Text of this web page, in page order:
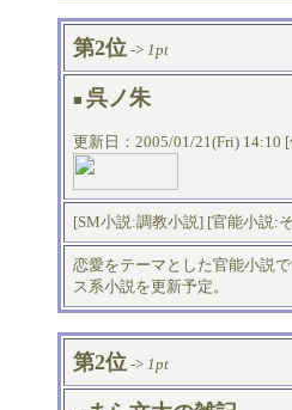
第2位 -> 1pt
■ 呉ノ朱
更新日：2005/01/21(Fri) 14:10 [
[SM小説:調教小説] [官能小説:
恋愛をテーマとした官能小説
ス系小説を更新予定。
第2位 -> 1pt